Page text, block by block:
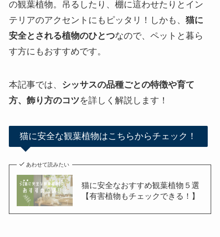
の観葉植物。吊るしたり、棚に這わせたりとイン
テリアのアクセントにもピッタリ！しかも、 猫に
安全とされる植物のひとつなので、ペットと暮ら
す方にもおすすめです。
本記事では、
シッサスの品種ごとの特徴や育て
方、飾り方のコツを詳しく解説します！
猫に安全な観葉植物はこちらからチェック！
あわせて読みたい
猫に安全なおすすめ観葉植物５選
【有害植物もチェックできる！】